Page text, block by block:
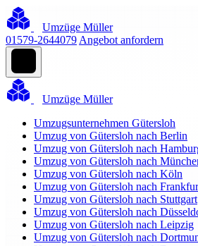
Umzüge Müller
01579-2644079 Angebot anfordern
Umzüge Müller
Umzugsunternehmen Gütersloh
Umzug von Gütersloh nach Berlin
Umzug von Gütersloh nach
Umzug von Gütersloh nach
Umzug von Gütersloh nach Köln
Umzug von Gütersloh nach
Umzug von Gütersloh nach Stuttgart
Umzug von Gütersloh nach
Umzug von Gütersloh nach Leipzig
Umzug von Gütersloh nach